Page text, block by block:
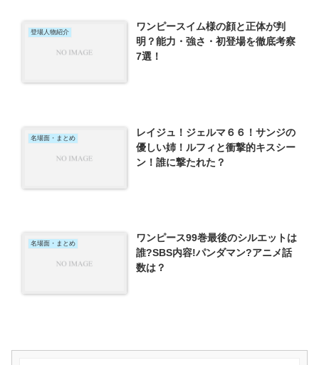
登場人物紹介
ワンピースイム様の顔と正体が判
明？能力・強さ・初登場を徹底考察
7選！
名場面・まとめ
レイジュ！ジェルマ６６！サンジの
優しい姉！ルフィと衝撃的キスシー
ン！誰に撃たれた？
名場面・まとめ
ワンピース99巻最後のシルエットは
誰?SBS内容!パンダマン?アニメ話
数は？